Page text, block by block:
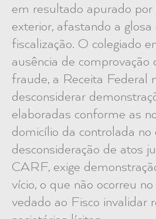
em resultado apurado por
exterior, afastando a
fiscalização. O colegiado
ausência de comprovação
fraude, a Receita Federal
desconsiderar
elaboradas conforme as
domicílio da controlada no
desconsideração de atos
CARF, exige
vício, o que não ocorreu no
vedado ao Fisco invalidar